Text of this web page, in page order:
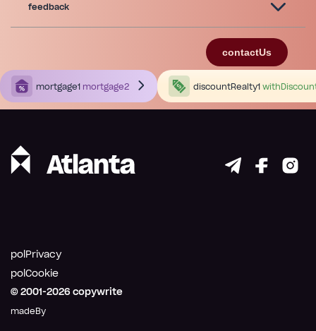
feedback
contactUs
mortgage1 mortgage2 discountRealty1
© 2001-2026 copywrite
madeBy
polPrivacy
polCookie